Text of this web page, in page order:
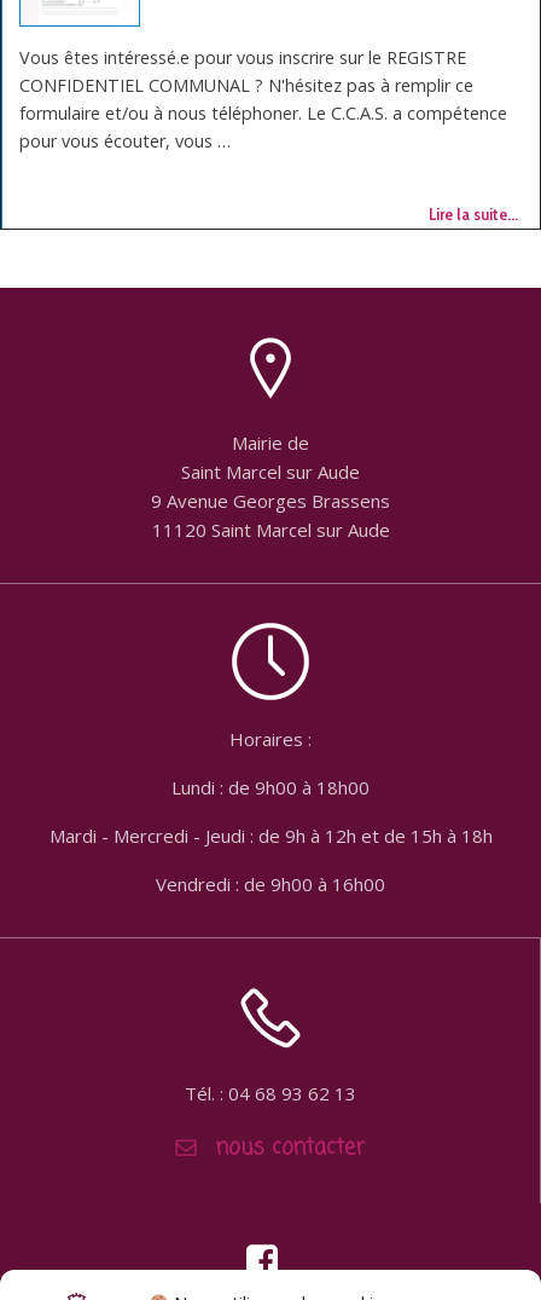
Vous êtes intéressé.e pour vous inscrire sur le REGISTRE
CONFIDENTIEL COMMUNAL ? N'hésitez pas à remplir ce
formulaire et/ou à nous téléphoner. Le C.C.A.S. a compétence
pour vous écouter, vous …
Lire la suite…
Mairie de
Saint Marcel sur Aude
9 Avenue Georges Brassens
11120 Saint Marcel sur Aude
Horaires :
Lundi : de 9h00 à 18h00
Mardi - Mercredi - Jeudi : de 9h à 12h et de 15h à 18h
Vendredi : de 9h00 à 16h00
Tél. : 04 68 93 62 13
nous contacter